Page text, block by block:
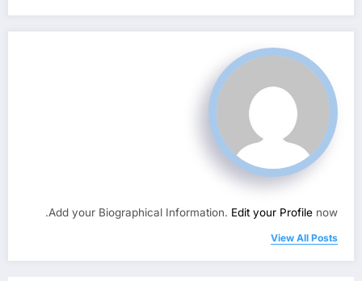
Add your Biographical Information. Edit your Profile now.
View All Posts